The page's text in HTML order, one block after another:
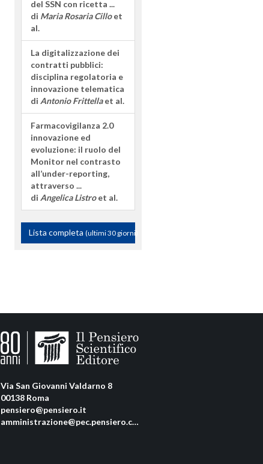
del SSN con ricetta ...
di Maria Rosaria Cilloet
al.
La digitalizzazione dei
contratti pubblici:
disciplina regolatoria e
innovazione telematica
di Antonio Frittellaet al.
Farmacovigilanza 2.0
innovazione ed
evoluzione: il ruolo del
Monitor nel contrasto
all’under-reporting,
attraverso ...
di Angelica Listroet al.
Lista completa (ultimi 30 giorni)
Via San Giovanni Valdarno 8
00138 Roma
pensiero@pensiero.it
amministrazione@pec.pensiero.com